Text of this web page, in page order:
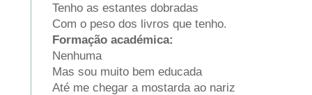
Tenho as estantes dobradas
Com o peso dos livros que tenho.
Formação académica:
Nenhuma
Mas sou muito bem educada
Até me chegar a mostarda ao nariz